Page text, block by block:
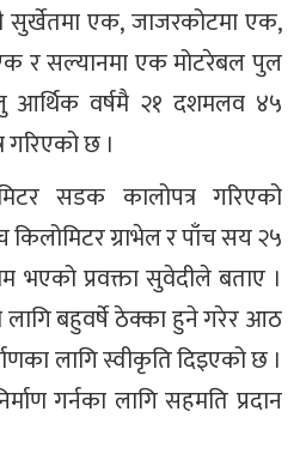
सुर्खेतमा एक, जाजरकोटमा एक,
र सल्यानमा एक मोटरेबल पुल
आर्थिक वर्षमै २१ दशमलव ४५
छ ।
सडक कालोपत्र गरिएको
ग्राभेल र पाँच सय २५
प्रवक्ता सुवेदीले बताए ।
लागि बहुवर्षे ठेक्का हुने गरेर आठ
लागि स्वीकृति दिइएको छ ।
गर्नका लागि सहमति प्रदान